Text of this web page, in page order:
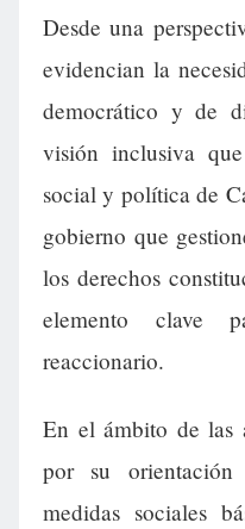
Desde una
evidencian la
democrático y de
visión inclusiva
social y política de
gobierno que
los derechos
elemento clave
reaccionario.
En el ámbito de las
por su
medidas sociales